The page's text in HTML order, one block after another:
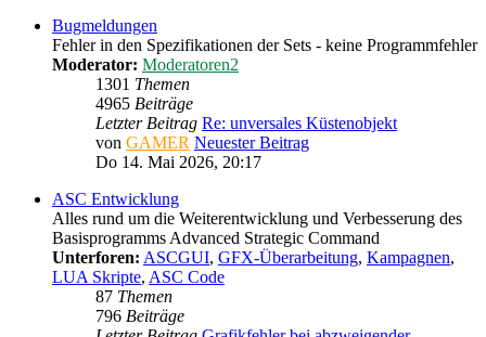
Bugmeldungen
Fehler in den Spezifikationen der Sets - keine Programmfehler
Moderator: Moderatoren2
1301 Themen
4965 Beiträge
Letzter Beitrag Re: unversales Küstenobjekt
von GAMER Neuester Beitrag
Do 14. Mai 2026, 20:17
ASC Entwicklung
Alles rund um die Weiterentwicklung und Verbesserung des
Basisprogramms Advanced Strategic Command
Unterforen: ASCGUI, GFX-Überarbeitung, Kampagnen,
LUA Skripte, ASC Code
87 Themen
796 Beiträge